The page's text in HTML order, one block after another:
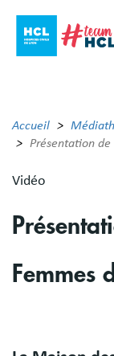
contenu
Accueil
Présentation
Vidéo
Femmes